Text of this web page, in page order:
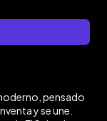
pensado
y se une.